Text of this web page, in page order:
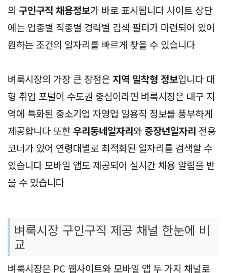
의 구인구직 채용정보가 바로 표시됩니다 사이트 상단
에는 업종별 직종별 경력별 검색 필터가 마련되어 있어
원하는 조건의 일자리를 빠르게 찾을 수 있습니다
벼룩시장의 가장 큰 장점은지역 밀착형 정보입니다 대
형 취업 포털이 수도권 중심이라면 벼룩시장은 대구 지
역에 특화된 중소기업 자영업 일용직 정보를 풍부하게
제공합니다 또한우리동네일자리와중장년일자리 전용
코너가 있어 연령대별로 최적화된 일자리를 검색할 수
있습니다 모바일 앱도 제공되어 실시간 채용 알림을 받
을 수 있습니다
벼룩시장 구인구직 제공 채널 한눈에 비
교
벼룩시장은 PC 웹사이트와 모바일 앱 두 가지 채널로